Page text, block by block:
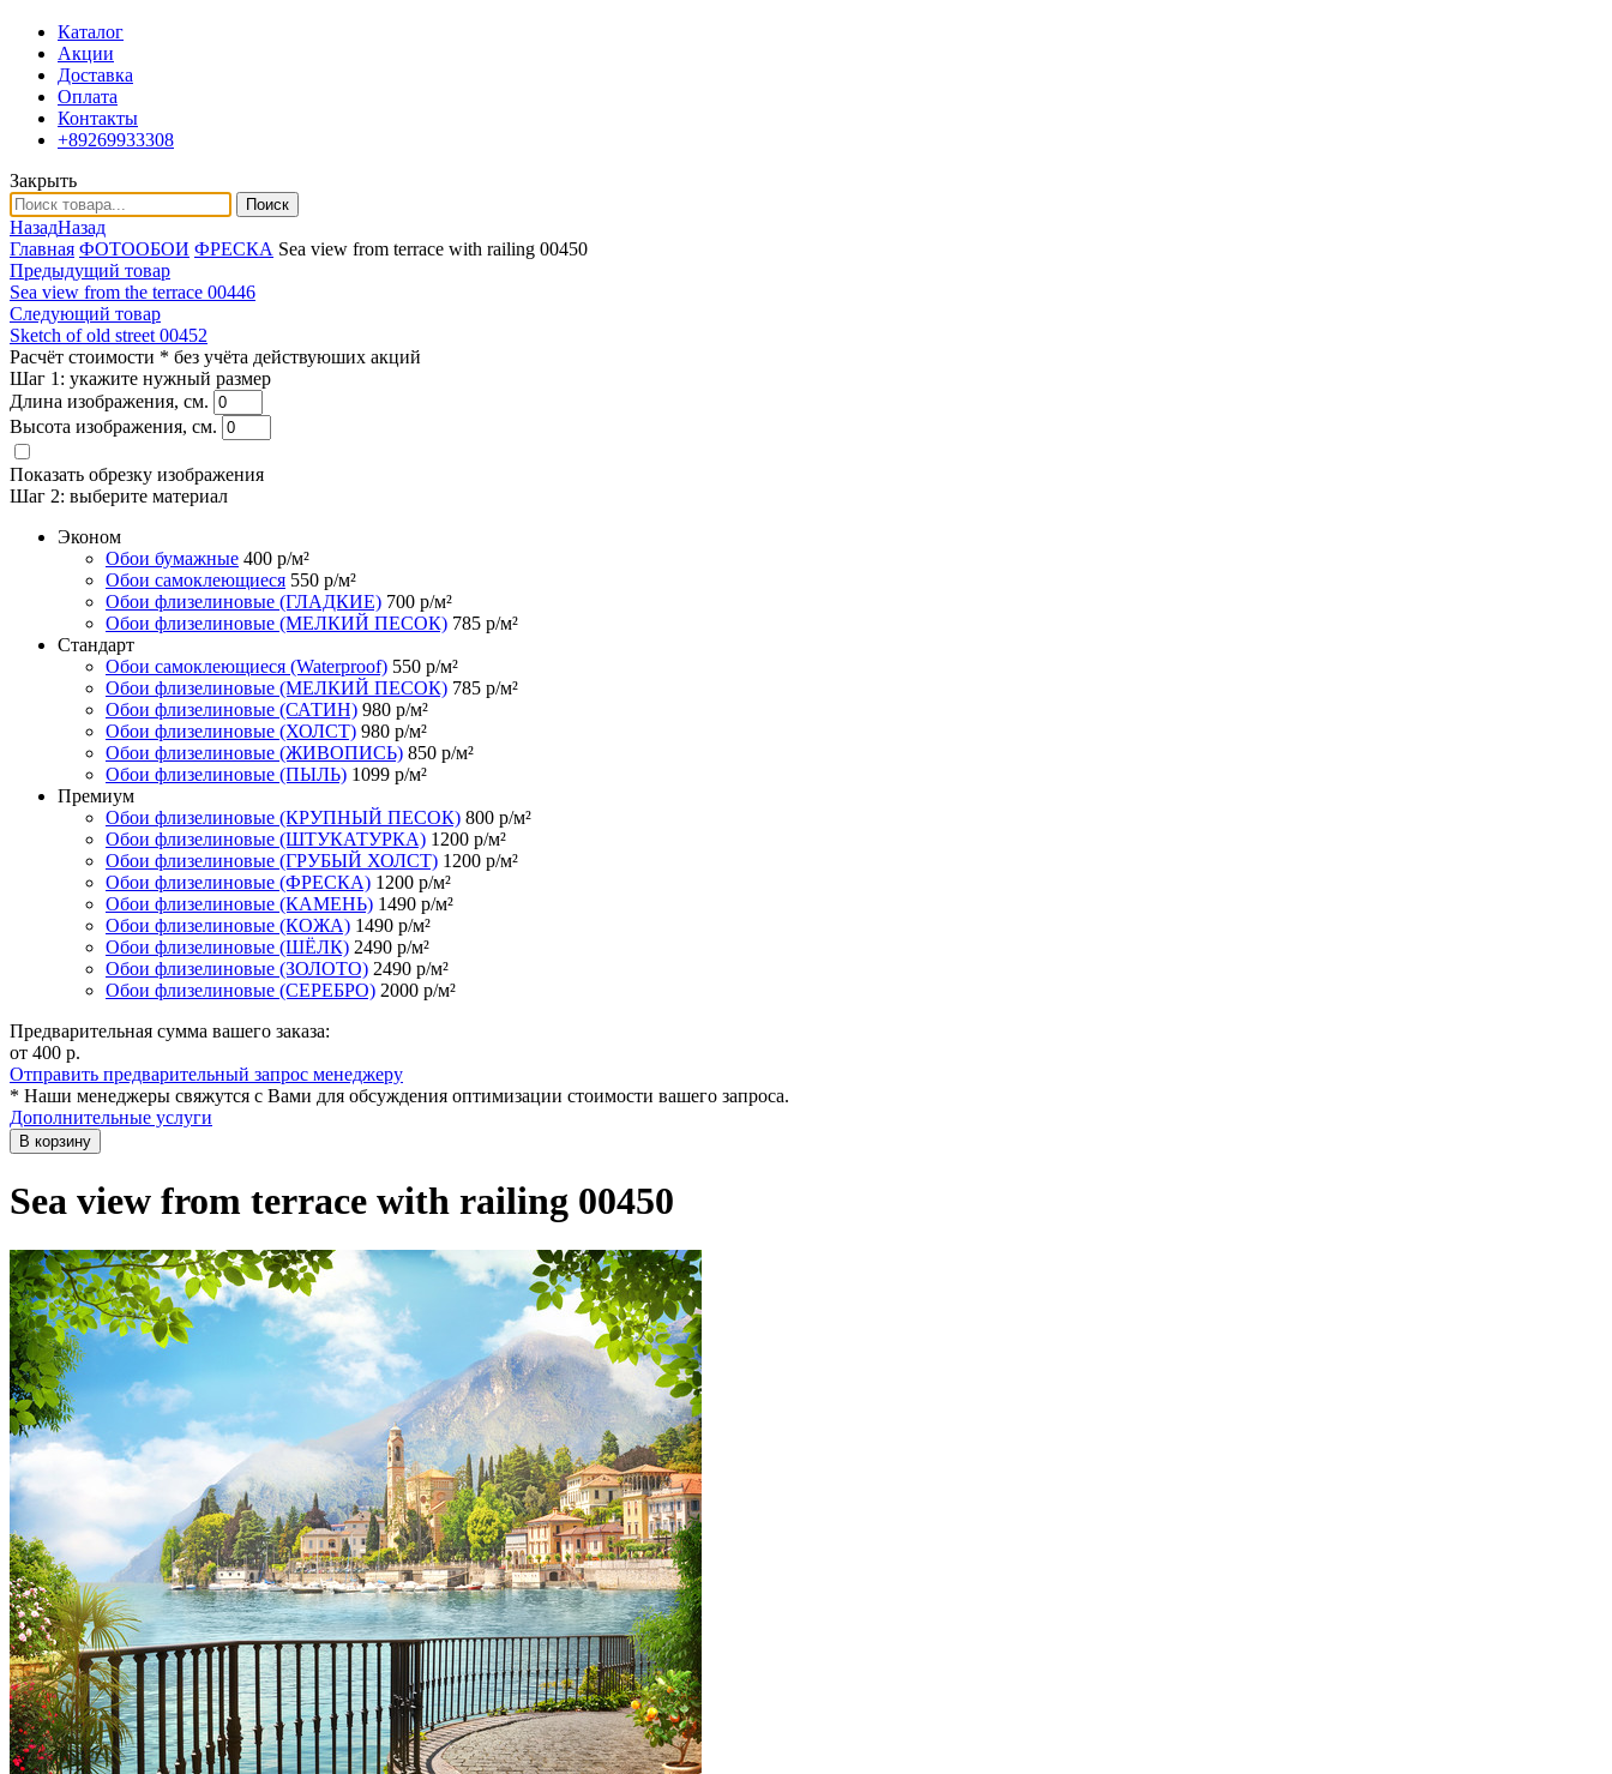
Каталог
Акции
Доставка
Оплата
Контакты
+89269933308
Закрыть
Поиск
НазадНазад
Главная ФОТООБОИ ФРЕСКА Sea view from terrace with railing 00450
Предыдущий товар
Sea view from the terrace 00446
Следующий товар
Sketch of old street 00452
Расчёт стоимости * без учёта действуюших акций
Шаг 1: укажите нужный размер
Длина изображения, см.
Высота изображения, см.
Показать обрезку изображения
Шаг 2: выберите материал
Эконом
Обои бумажные 400 р/м²
Обои самоклеющиеся 550 р/м²
Обои флизелиновые (ГЛАДКИЕ) 700 р/м²
Обои флизелиновые (МЕЛКИЙ ПЕСОК) 785 р/м²
Стандарт
Обои самоклеющиеся (Waterproof) 550 р/м²
Обои флизелиновые (МЕЛКИЙ ПЕСОК) 785 р/м²
Обои флизелиновые (САТИН) 980 р/м²
Обои флизелиновые (ХОЛСТ) 980 р/м²
Обои флизелиновые (ЖИВОПИСЬ) 850 р/м²
Обои флизелиновые (ПЫЛЬ) 1099 р/м²
Премиум
Обои флизелиновые (КРУПНЫЙ ПЕСОК) 800 р/м²
Обои флизелиновые (ШТУКАТУРКА) 1200 р/м²
Обои флизелиновые (ГРУБЫЙ ХОЛСТ) 1200 р/м²
Обои флизелиновые (ФРЕСКА) 1200 р/м²
Обои флизелиновые (КАМЕНЬ) 1490 р/м²
Обои флизелиновые (КОЖА) 1490 р/м²
Обои флизелиновые (ШЁЛК) 2490 р/м²
Обои флизелиновые (ЗОЛОТО) 2490 р/м²
Обои флизелиновые (СЕРЕБРО) 2000 р/м²
Предварительная сумма вашего заказа:
от 400 р.
Отправить предварительный запрос менеджеру
* Наши менеджеры свяжутся с Вами для обсуждения оптимизации стоимости вашего запроса.
Дополнительные услуги
В корзину
Sea view from terrace with railing 00450